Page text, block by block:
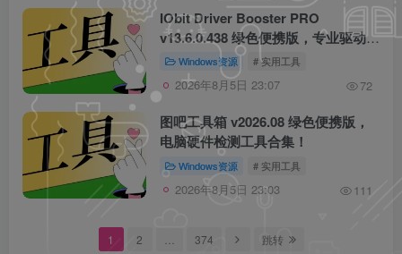
IObit Driver Booster PRO
v13.6.0.438 绿色便携版，专业驱动管
理工具！
Windows资源 # 实用工具
2026年8月5日 23:07 72
图吧工具箱 v2026.08 绿色便携版，
电脑硬件检测工具合集！
Windows资源 # 实用工具
2026年8月5日 23:03 111
1 2 374 跳转